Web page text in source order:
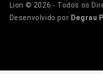
Lion © 2026 - Todos os
Desenvolvido por Degrau